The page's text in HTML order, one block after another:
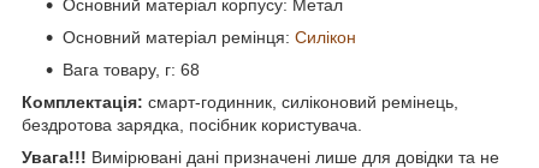
Основний матеріал корпусу: Метал
Основний матеріал ремінця: Силікон
Вага товару, г: 68
Комплектація: смарт-годинник, силіконовий ремінець,
бездротова зарядка, посібник користувача.
Увага!!! Вимірювані дані призначені лише для довідки та не